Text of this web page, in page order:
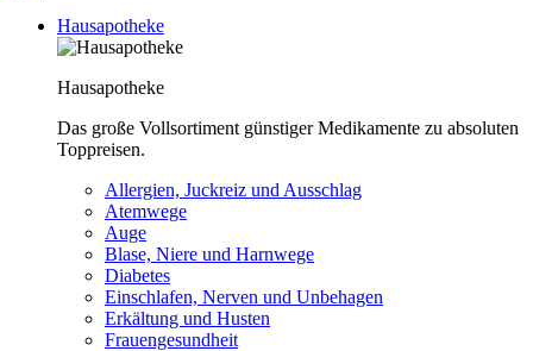
Hausapotheke
Hausapotheke
Das große Vollsortiment günstiger Medikamente zu absoluten
Toppreisen.
Allergien, Juckreiz und Ausschlag
Atemwege
Auge
Blase, Niere und Harnwege
Diabetes
Einschlafen, Nerven und Unbehagen
Erkältung und Husten
Frauengesundheit